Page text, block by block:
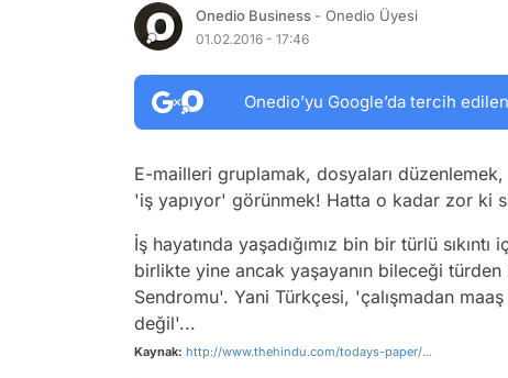
Onedio Business - Onedio Üyesi
01.02.2016 - 17:46
Onedio’yu Google’da tercih
E-mailleri gruplamak, dosyaları
'iş yapıyor' görünmek! Hatta o kadar zor ki
İş hayatında yaşadığımız bin bir türlü
birlikte yine ancak yaşayanın bileceği
Sendromu'. Yani Türkçesi, 'çalışmadan
değil'...
Kaynak: http://www.thehindu.com/todays-paper/...